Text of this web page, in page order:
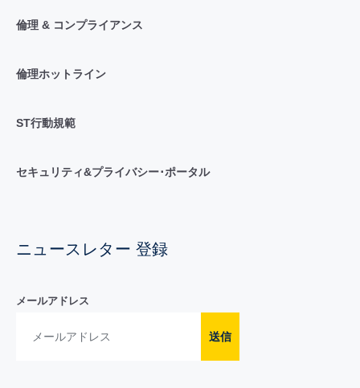
倫理 & コンプライアンス
倫理ホットライン
ST行動規範
セキュリティ&プライバシー･ポータル
ニュースレター 登録
メールアドレス
送信